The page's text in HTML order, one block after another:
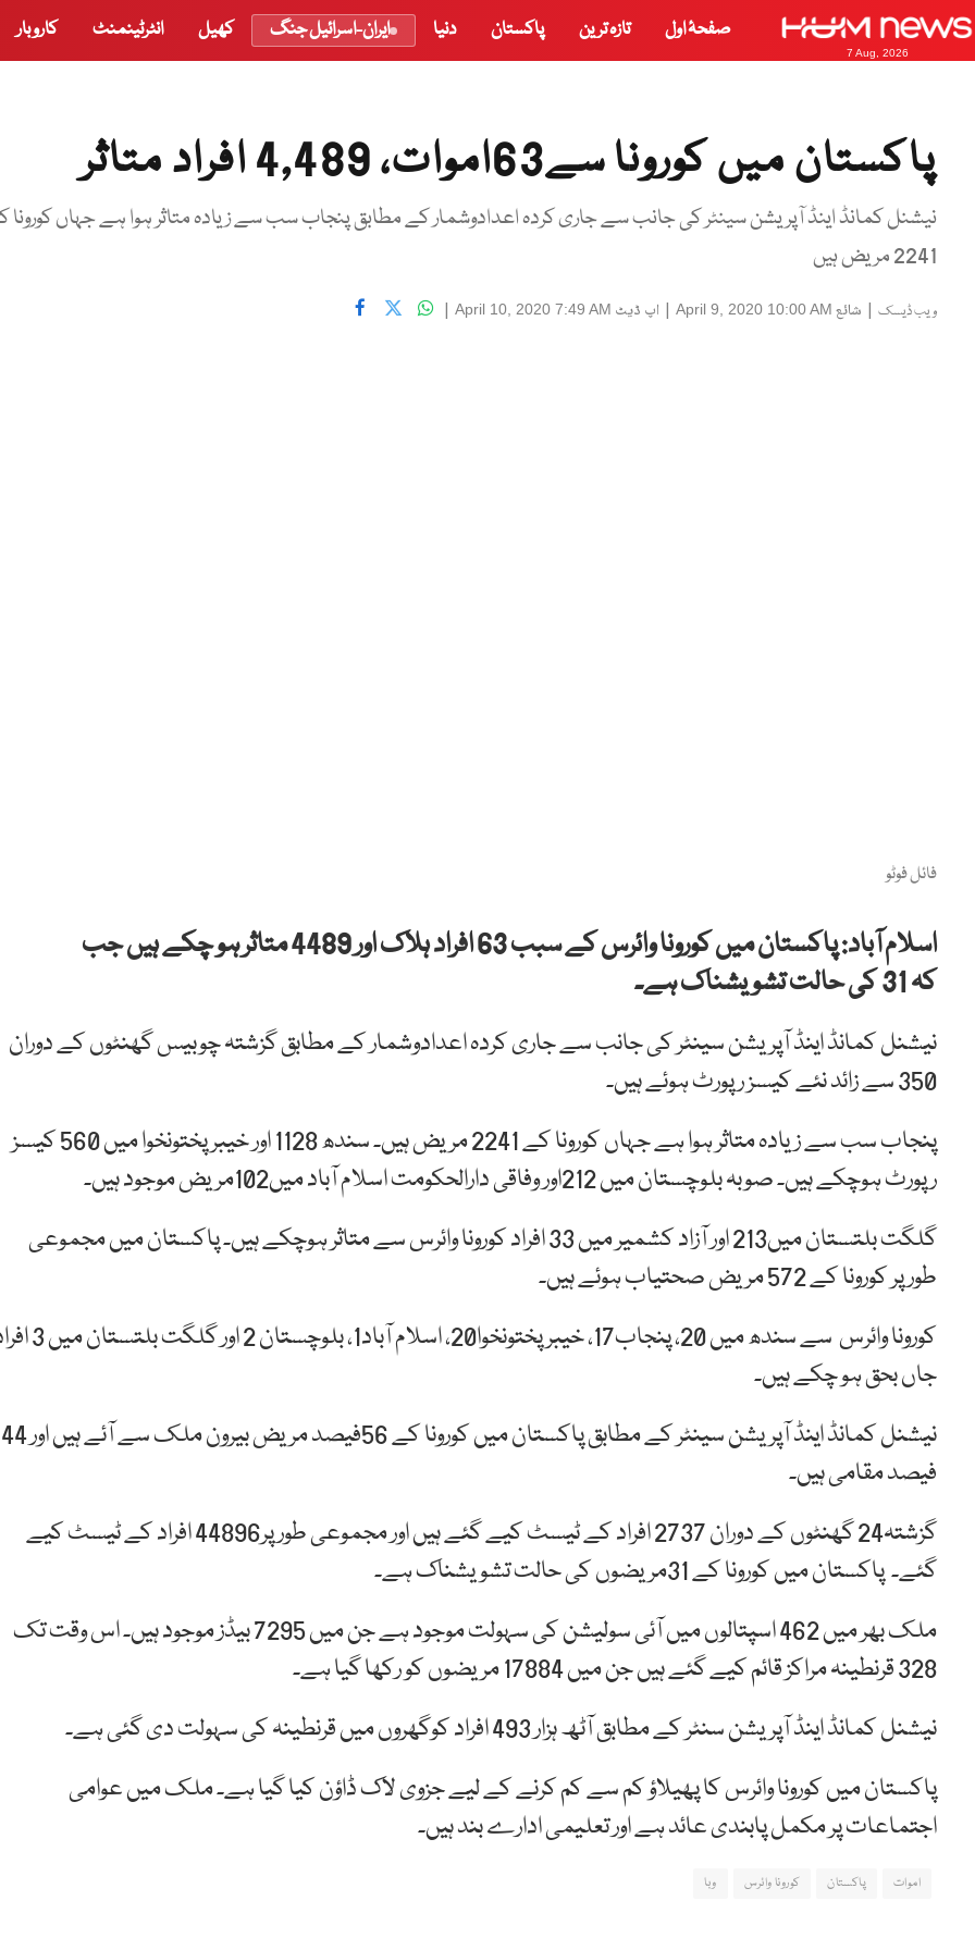
7 Aug, 2026
صفحۂ اول تازہ ترین پاکستان دنیا ایران-اسرائیل جنگ کھیل انٹرٹینمنٹ کاروبار
پاکستان میں کورونا سے63اموات، 4,489 افراد متاثر
نیشنل کمانڈ اینڈ آپریشن سینٹر کی جانب سے جاری کردہ اعدادوشمار کے مطابق پنجاب سب سے زیادہ متاثر ہوا ہے جہاں کورونا
2241 مریض ہیں
ویب ڈیسک | شائع April 9, 2020 10:00 AM
| اپ ڈیٹ April 10, 2020 7:49 AM
|
فائل فوٹو
اسلام آباد: پاکستان میں کورونا وائرس کے سبب 63 افراد ہلاک اور 4489 متاثر ہو چکے ہیں جب
کہ 31
کی حالت تشویشناک ہے۔
نیشنل کمانڈ اینڈ آپریشن سینٹر کی جانب سے جاری کردہ اعدادوشمار کے مطابق گزشتہ چوبیس گھنٹوں کے دوران
350 سے زائد نئے کیسز رپورٹ ہوئے ہیں۔
پنجاب سب سے زیادہ متاثر ہوا ہے جہاں کورونا کے 2241 مریض ہیں۔ سندھ 1128 اور خیبرپختونخوا میں 560 کیسز
رپورٹ ہوچکے ہیں۔ صوبہ بلوچستان میں 212اور وفاقی دارالحکومت اسلام آباد میں102مریض موجود ہیں۔
گلگت بلتستان میں213 اور آزاد کشمیر میں 33 افراد کورونا وائرس سے متاثر ہوچکے ہیں۔ پاکستان میں مجموعی
طورپر کورونا کے 572 مریض صحتیاب ہوئے ہیں۔
کورونا وائرس سے سندھ میں 20، پنجاب17، خیبرپختونخوا20، اسلام
جاں بحق ہو چکے ہیں۔
نیشنل کمانڈ اینڈ آپریشن سینٹر کے مطابق پاکستان میں کورونا کے 56فیصد مریض بیرون ملک سے آئے ہیں اور 44
فیصد مقامی ہیں۔
گزشتہ24 گھنٹوں کے دوران 2737 افراد کے ٹیسٹ کیے گئے ہیں اور مجموعی طور پر44896 افراد کے ٹیسٹ کیے
گئے۔ پاکستان میں کورونا کے 31مریضوں کی حالت تشویشناک ہے۔
ملک بھر میں 462 اسپتالوں میں آئی سولیشن کی سہولت موجود ہے جن میں 7295 بیڈز موجود ہیں۔ اس وقت تک
328 قرنطینہ مراکز قائم کیے گئے ہیں جن میں 17884 مریضوں کو رکھا گیا ہے۔
نیشنل کمانڈ اینڈ آپریشن سنٹر کے مطابق آٹھ ہزار 493 افراد کوگھروں میں قرنطینہ کی سہولت دی گئی ہے۔
پاکستان میں کورونا وائرس کا پھیلاؤ کم سے کم کرنے کے لیے جزوی لاک ڈاؤن کیا گیا ہے۔ ملک میں عوامی
اجتماعات پر مکمل پابندی عائد ہے اور تعلیمی ادارے بند ہیں۔
اموات پاکستان کورونا وائرس وبا